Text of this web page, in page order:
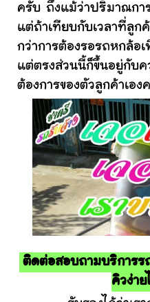
ครับ ถึงแม้ว่าปริมาณการ
แต่ถ้าเทียบกับเวลาที่ลูก
กว่าการต้องรอรถหกล้อ
แต่ตรงส่วนนี้ก็ขึ้นอยู่กับค
ต้องการของตัวลูกค้าเอง
ติดต่อสอบถามบริการร
คิวง่าย